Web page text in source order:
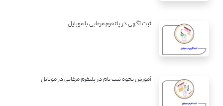
ثبت آگهی در پلتفرم مرغابی با موبایل
آموزش نحوه ثبت نام در پلتفرم مرغابی در موبایل